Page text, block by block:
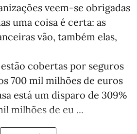
veem-se obrigadas
uma coisa é certa: as
vão, também elas,
cobertas por seguros
700 mil milhões de euros
está um disparo de 309%
milhões de eu ...